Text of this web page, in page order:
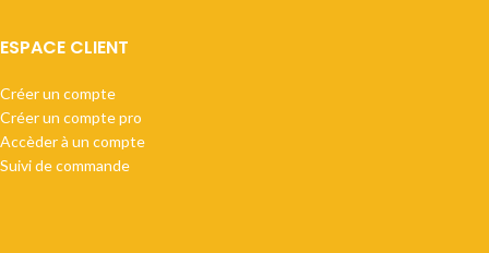
ESPACE CLIENT
Créer un compte
Créer un compte pro
Accèder à un compte
Suivi de commande